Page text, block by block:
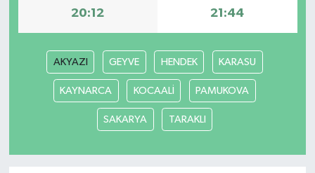
20:12 21:44
AKYAZI GEYVE HENDEK KARASU
KAYNARCA KOCAALİ PAMUKOVA
SAKARYA TARAKLI